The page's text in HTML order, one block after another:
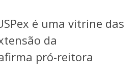
e Prevenção
Financeiroé uma vitrine das
da
pró-reitora